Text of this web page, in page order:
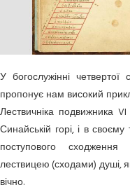
У богослужінні
пропонує нам високий
Лествичніка подвижника
Синайській горі, і в
поступового
лествицею (сходами) душі,
вічно.